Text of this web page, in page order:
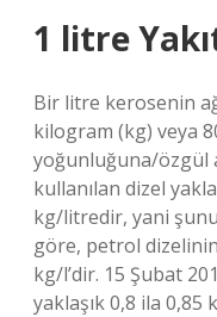
1 litre
Bir litre kerosenin
kilogram (kg) veya
yoğunluğuna/özgül
kullanılan dizel
kg/litredir, yani şunu
göre, petrol
kg/l’dir. 15 Şubat
yaklaşık 0,8 ila 0,85